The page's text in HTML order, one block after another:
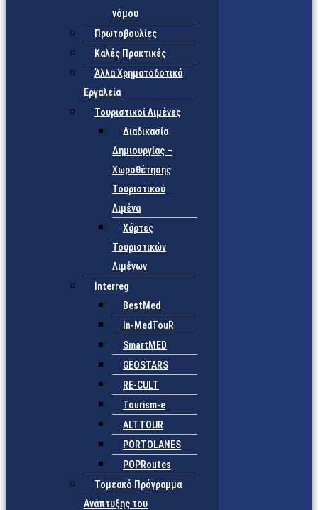
νόμου
Πρωτοβουλίες
Καλές Πρακτικές
Άλλα Χρηματοδοτικά
Εργαλεία
Τουριστικοί Λιμένες
Διαδικασία
Δημιουργίας –
Χωροθέτησης
Τουριστικού
Λιμένα
Χάρτες
Τουριστικών
Λιμένων
Interreg
BestMed
In-MedTouR
SmartMED
GEOSTARS
RE-CULT
Tourism-e
ALTTOUR
PORTOLANES
POPRoutes
Τομεακό Πρόγραμμα
Ανάπτυξης του